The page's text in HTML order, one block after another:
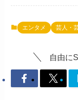
エンタメ 芸人・
自由に